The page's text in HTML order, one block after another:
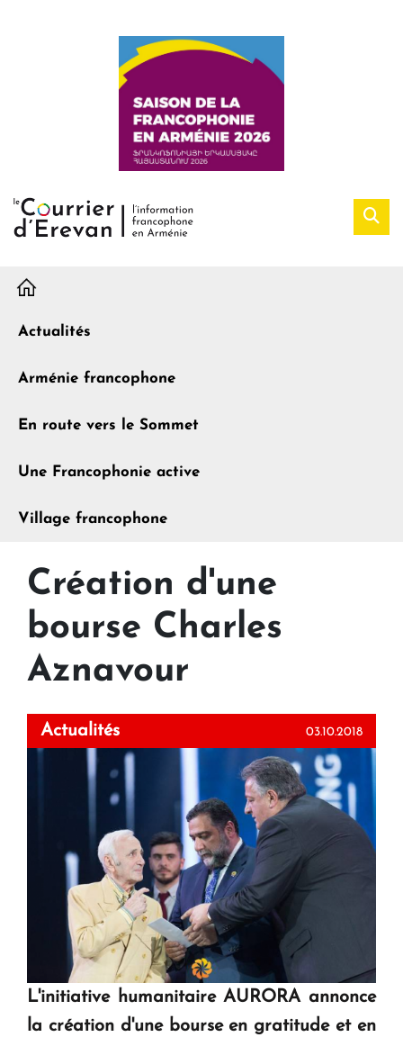
H
Actualités
Arménie francophone
En route vers le Sommet
Une Francophonie active
Village francophone
Création d'une
bourse Charles
Aznavour
Actualités 03.10.2018
L'initiative humanitaire AURORA annonce
la création d'une bourse en gratitude et en